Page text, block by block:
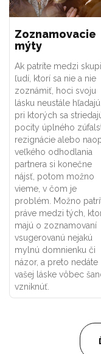
Zoznamovacie
mýty
Ak patríte medzi
ľudí, ktorí sa nie a nie
zoznámiť, hoci svoju
lásku neustále
pri ktorých sa
pocity úplného
rezignácie alebo
veľkého odhodlania
partnera si konečne
nájsť, potom možno
vieme, v čom je
problém. Možno
práve medzi tých,
majú o zoznamovaní
vsugerovanú nejakú
mylnú domnienku či
názor, a preto nedáte
vašej láske vôbec
vzniknúť.